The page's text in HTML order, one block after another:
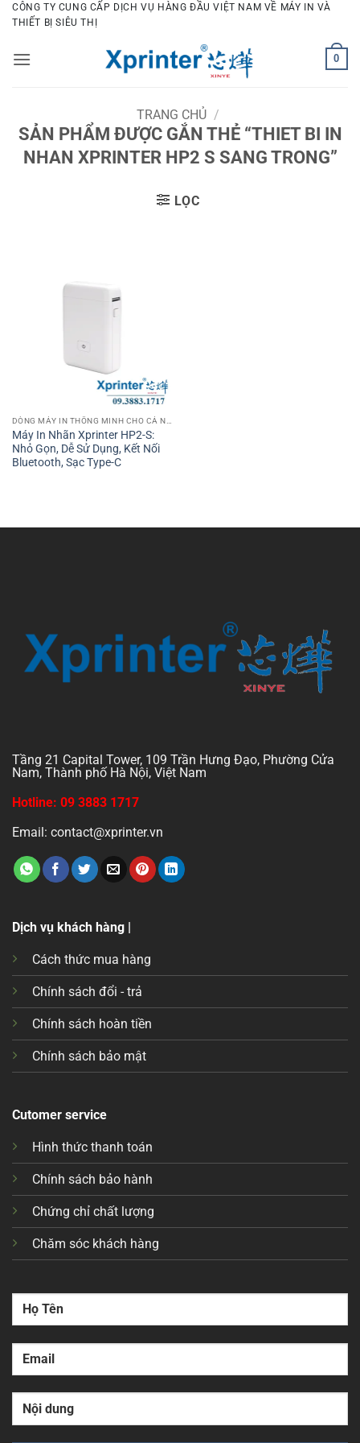
Bỏ
qua
dung
CÔNG TY CUNG CẤP DỊCH VỤ HÀNG ĐẦU VIỆT NAM VỀ MÁY IN VÀ
THIẾT BỊ SIÊU THỊ
0
TRANG CHỦ /
SẢN PHẨM ĐƯỢC GẮN THẺ “THIET BI IN
NHAN XPRINTER HP2 S SANG TRONG”
LỌC
Máy In Nhãn Xprinter HP2-S:
Nhỏ Gọn, Dễ Sử Dụng, Kết Nối
Bluetooth, Sạc Type-C
Tầng 21 Capital Tower, 109 Trần Hưng Đạo, Phường Cửa
Nam, Thành phố Hà Nội, Việt Nam
Hotline: 09 3883 1717
Email: contact@xprinter.vn
Dịch vụ khách hàng |
Cách thức mua hàng
Chính sách đổi - trả
Chính sách hoàn tiền
Chính sách bảo mật
Cutomer service
Hình thức thanh toán
Chính sách bảo hành
Chứng chỉ chất lượng
Chăm sóc khách hàng